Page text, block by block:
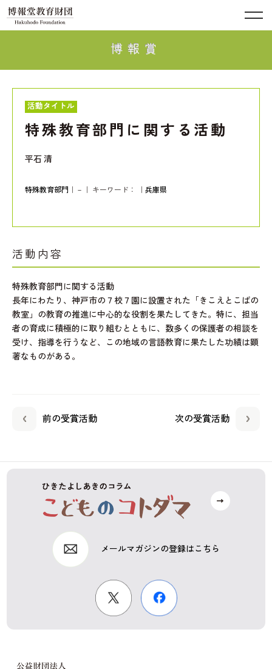
博報賞
活動タイトル
特殊教育部門に関する活動
平石 清
特殊教育部門 ｜－｜ キーワード： 兵庫県
活動内容
特殊教育部門に関する活動
長年にわたり、神戸市の７校７園に設置された「きこえとこばの
教室」の教育の推進に中心的な役割を果たしてきた。特に、担当
者の育成に積極的に取り組むとともに、数多くの保護者の相談を
受け、指導を行うなど、この地域の言語教育に果たした功績は顕
著なものがある。
前の受賞活動 次の受賞活動
メールマガジンの登録はこちら